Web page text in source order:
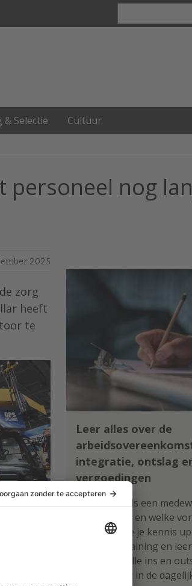
& Selectie
Cultuur
personeel nog
2025
zorg
heeft
te
van
Leer alles over de
integratie, ontslag
vergoedingen
Wat doe je als een
functioneert en welke
zijn er? Wil je je kennis
Volg deze training en
ochtenden alle ins en
arbeidsrecht in de